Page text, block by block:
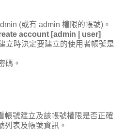
(或有 admin 權限的帳號)。
account [admin | user]
立時決定要建立的使用者帳號是
碼。
帳號建立及該帳號權限是否正確
列表及帳號資訊。